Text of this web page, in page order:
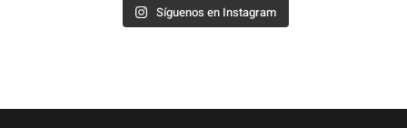
Síguenos en Instagram